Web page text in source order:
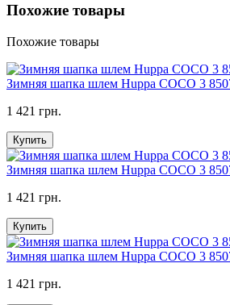
Похожие товары
Похожие товары
Зимняя шапка шлем Huppa COCO 3
1 421 грн.
Купить
Зимняя шапка шлем Huppa COCO 3
1 421 грн.
Купить
Зимняя шапка шлем Huppa COCO 3
1 421 грн.